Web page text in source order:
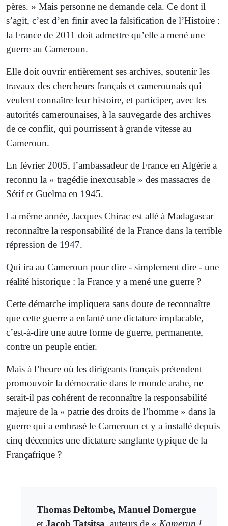
pères. » Mais personne ne demande cela. Ce dont il
s’agit, c’est d’en finir avec la falsification de l’Histoire :
la France de 2011 doit admettre qu’elle a mené une
guerre au Cameroun.
Elle doit ouvrir entièrement ses archives, soutenir les
travaux des chercheurs français et camerounais qui
veulent connaître leur histoire, et participer, avec les
autorités camerounaises, à la sauvegarde des archives
de ce conflit, qui pourrissent à grande vitesse au
Cameroun.
En février 2005, l’ambassadeur de France en Algérie a
reconnu la « tragédie inexcusable » des massacres de
Sétif et Guelma en 1945.
La même année, Jacques Chirac est allé à Madagascar
reconnaître la responsabilité de la France dans la terrible
répression de 1947.
Qui ira au Cameroun pour dire - simplement dire - une
réalité historique : la France y a mené une guerre ?
Cette démarche impliquera sans doute de reconnaître
que cette guerre a enfanté une dictature implacable,
c’est-à-dire une autre forme de guerre, permanente,
contre un peuple entier.
Mais à l’heure où les dirigeants français prétendent
promouvoir la démocratie dans le monde arabe, ne
serait-il pas cohérent de reconnaître la responsabilité
majeure de la « patrie des droits de l’homme » dans la
guerre qui a embrasé le Cameroun et y a installé depuis
cinq décennies une dictature sanglante typique de la
Françafrique ?
Thomas Deltombe, Manuel Domergue
et Jacob Tatsitsa , auteurs de « Kamerun !